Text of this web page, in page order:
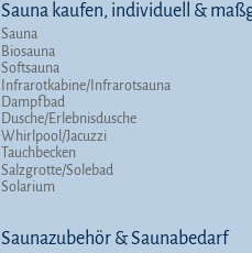
Sauna kaufen, individuell &
Sauna
Biosauna
Softsauna
Infrarotkabine/Infrarotsauna
Dampfbad
Dusche/Erlebnisdusche
Whirlpool/Jacuzzi
Tauchbecken
Salzgrotte/Solebad
Solarium
Saunazubehör & Saunabedarf